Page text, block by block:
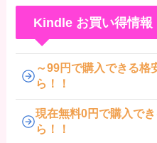
Kindle お買い得情報
～99円で購入できる
ら！！
現在無料0円で購入で
ら！！